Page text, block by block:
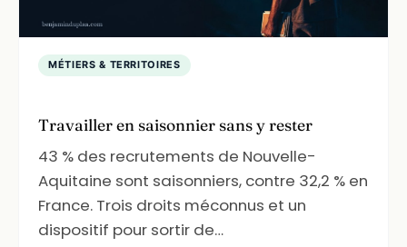
MÉTIERS & TERRITOIRES
Travailler en saisonnier sans y rester
43 % des recrutements de Nouvelle-
Aquitaine sont saisonniers, contre 32,2 % en
France. Trois droits méconnus et un
dispositif pour sortir de…